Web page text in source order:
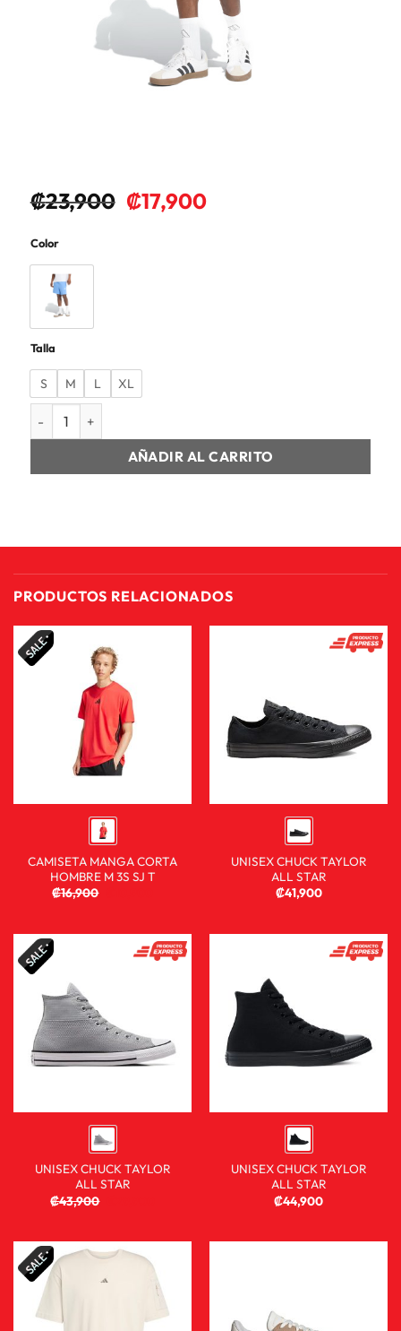
₡23,900 ₡17,900
Color
Talla
S M L
XL
SHORT HOMBRE M 3S SJ 7 SHO cantidad
AÑADIR AL CARRITO
PRODUCTOS RELACIONADOS
CAMISETA MANGA CORTA
HOMBRE M 3S SJ T
₡16,900
UNISEX CHUCK TAYLOR
ALL STAR
₡41,900
UNISEX CHUCK TAYLOR
ALL STAR
₡43,900
UNISEX CHUCK TAYLOR
ALL STAR
₡44,900